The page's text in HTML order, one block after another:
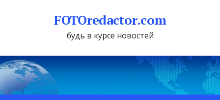
FOTOredactor.com
будь в курсе новостей